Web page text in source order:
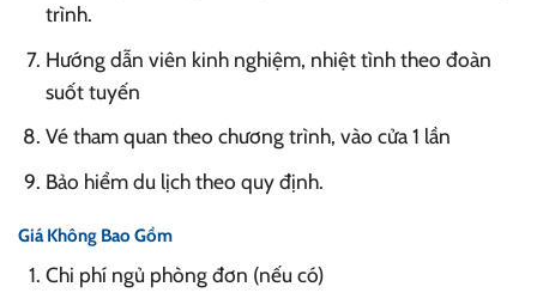
trình.
Hướng dẫn viên kinh nghiệm, nhiệt tình theo đoàn
suốt tuyến
Vé tham quan theo chương trình, vào cửa 1 lần
Bảo hiểm du lịch theo quy định.
Giá Không Bao Gồm
Chi phí ngủ phòng đơn (nếu có)